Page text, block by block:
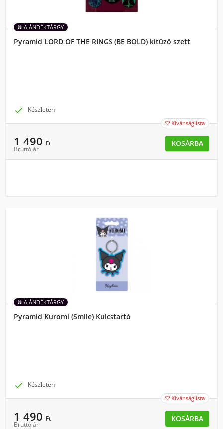
AJÁNDÉKTÁRGY
Pyramid LORD OF THE RINGS (BE BOLD) kitűző szett
 Készleten
 Kívánságlista
1 490 Ft
Bruttó ár
KOSÁRBA
AJÁNDÉKTÁRGY
Pyramid Kuromi (Smile) Kulcstartó
 Készleten
 Kívánságlista
1 490 Ft
Bruttó ár
KOSÁRBA